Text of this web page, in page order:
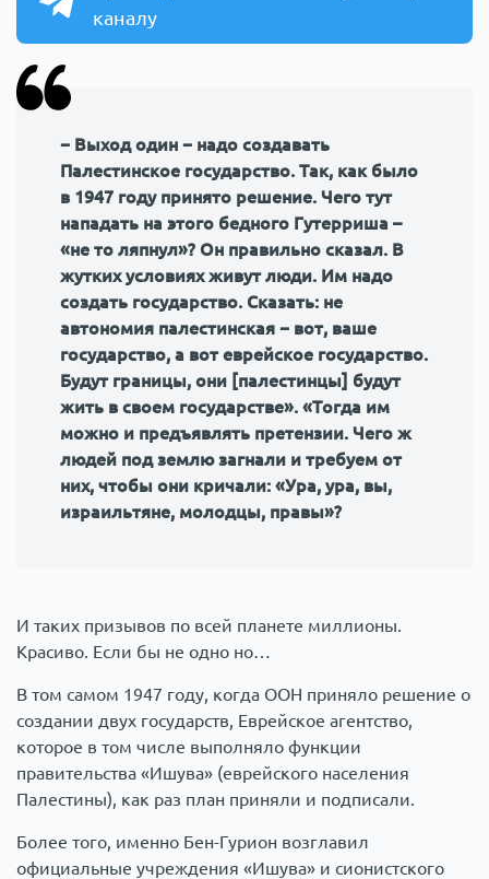
каналу
− Выход один − надо создавать
Палестинское государство. Так, как было
в 1947 году принято решение. Чего тут
нападать на этого бедного Гутерриша –
«не то ляпнул»? Он правильно сказал. В
жутких условиях живут люди. Им надо
создать государство. Сказать: не
автономия палестинская − вот, ваше
государство, а вот еврейское государство.
Будут границы, они [палестинцы] будут
жить в своем государстве». «Тогда им
можно и предъявлять претензии. Чего ж
людей под землю загнали и требуем от
них, чтобы они кричали: «Ура, ура, вы,
израильтяне, молодцы, правы»?
И таких призывов по всей планете миллионы.
Красиво. Если бы не одно но…
В том самом 1947 году, когда ООН приняло решение о
создании двух государств, Еврейское агентство,
которое в том числе выполняло функции
правительства «Ишува» (еврейского населения
Палестины), как раз план приняли и подписали.
Более того, именно Бен-Гурион возглавил
официальные учреждения «Ишува» и сионистского